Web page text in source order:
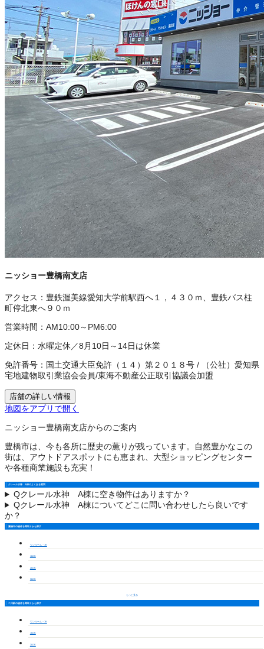
ニッショー豊橋南支店
アクセス： 豊鉄渥美線愛知大学前駅西へ１，４３０ｍ、豊鉄バス柱
町停北東へ９０ｍ
営業時間： AM10:00～PM6:00
定休日： 水曜定休／8月10日～14日は休業
免許番号： 国土交通大臣免許（１４）第２０１８号 /
（公社）愛知県
宅地建物取引業協会会員/東海不動産公正取引協議会加盟
店舗の詳しい情報
地図をアプリで開く
ニッショー豊橋南支店からのご案内
豊橋市は、今も各所に歴史の薫りが残っています。自然豊かなこの
街は、アウトドアスポットにも恵まれ、大型ショッピングセンター
や各種商業施設も充実！
クレール水神 A棟のよくある質問
Qクレール水神 A棟に空き物件はありますか？
Qクレール水神 A棟についてどこに問い合わせしたら良いです
か？
豊橋市の物件を間取りから探す
ワンルーム・1K
1LDK
2LDK
3LDK
もっと見る
二川駅の物件を間取りから探す
ワンルーム・1K
1LDK
2LDK